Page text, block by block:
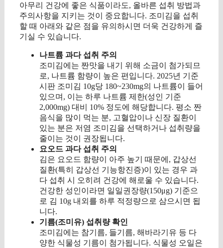
아무리 건강에 좋은 식품이라도, 올바른 섭취 방법과
주의사항을 지키는 것이 중요합니다. 조미김을 섭취
할 때 아래와 같은 점을 유의하시면 더욱 건강하게 즐
기실 수 있습니다.
나트륨 과다 섭취 주의
조미김에는 짠맛을 내기 위해 소금이 첨가되므
로, 나트륨 함량이 높은 편입니다. 2025년 기준
시판 조미김 10g당 180~230mg의 나트륨이 들어
있으며, 이는 하루 나트륨 제한(성인 기준
2,000mg) 대비 10% 정도에 해당합니다. 평소 짠
음식을 많이 먹는 분, 고혈압이나 신장 질환이
있는 분은 저염 조미김을 선택하거나 섭취량을
줄이는 것이 권장됩니다.
요오드 과다 섭취 주의
김은 요오드 함량이 아주 높기 때문에, 갑상선
질환(특히 갑상선 기능항진증)이 있는 경우 과
다 섭취 시 오히려 건강에 해로울 수 있습니다.
건강한 성인이라면 일일권장량(150μg) 기준으
로 김 10g 내외를 하루 적정량으로 삼으시면 됩
니다.
기름(조미유) 섭취량 확인
조미김에는 참기름, 들기름, 해바라기유 등 다
양한 식물성 기름이 첨가됩니다. 식물성 오일은